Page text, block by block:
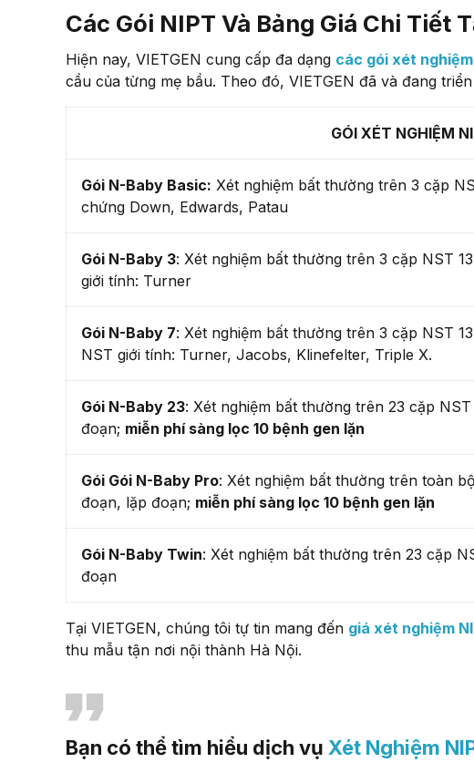
Các Gói NIPT Và Bảng Giá Chi Tiết
Hiện nay, VIETGEN cung cấp đa dạng các gói xét nghiệm
cầu của từng mẹ bầu. Theo đó, VIETGEN đã và đang
GÓI XÉT NGHIỆM
Gói N-Baby Basic: Xét nghiệm bất thường trên 3 cặp
chứng Down, Edwards, Patau
Gói N-Baby 3: Xét nghiệm bất thường trên 3 cặp NST
giới tính: Turner
Gói N-Baby 7: Xét nghiệm bất thường trên 3 cặp NST
NST giới tính: Turner, Jacobs, Klinefelter, Triple X.
Gói N-Baby 23: Xét nghiệm bất thường trên 23 cặp
đoạn; miễn phí sàng lọc 10 bệnh gen lặn
Gói Gói N-Baby Pro: Xét nghiệm bất thường trên toàn
đoạn, lặp đoạn; miễn phí sàng lọc 10 bệnh gen lặn
Gói N-Baby Twin: Xét nghiệm bất thường trên 23 cặp
đoạn
Tại VIETGEN, chúng tôi tự tin mang đến giá xét nghiệm
thu mẫu tận nơi nội thành Hà Nội.
Bạn có thể tìm hiểu dịch vụ Xét Nghiệm